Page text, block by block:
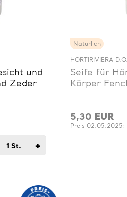
und
Zeder
1 St. +
Natürlich
HORTIRIVIERA
Seife für
Körper
5,30 EUR
Preis 02.05.2025: